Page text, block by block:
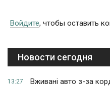
Войдите, чтобы оставить
Новости сегодня
13:27
Вживані авто з-за